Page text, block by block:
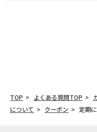
TOP よくある質問TOP
について
クーポン 定期